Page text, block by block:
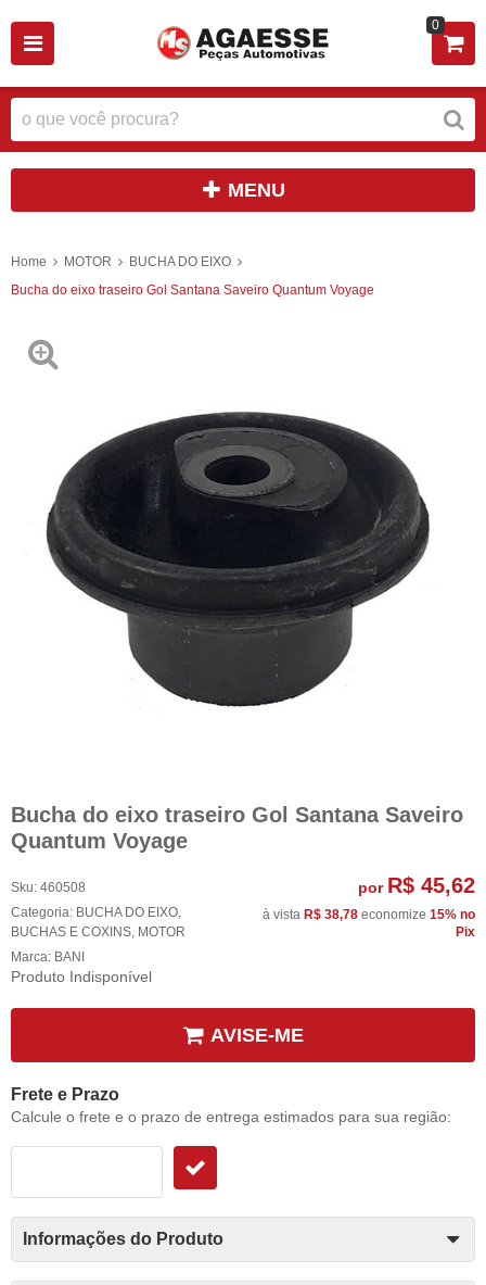
0
MENU
Home MOTOR
BUCHA DO EIXO
Bucha do eixo traseiro Gol Santana Saveiro Quantum Voyage
Bucha do eixo traseiro Gol Santana Saveiro
Quantum Voyage
Sku: 460508
Categoria: BUCHA DO EIXO,
BUCHAS E COXINS, MOTOR
Marca: BANI
Produto Indisponível
por R$ 45,62
à vista R$ 38,78 economize 15% no
Pix
AVISE-ME
Frete e Prazo
Calcule o frete e o prazo de entrega estimados para sua região:
Informações do Produto